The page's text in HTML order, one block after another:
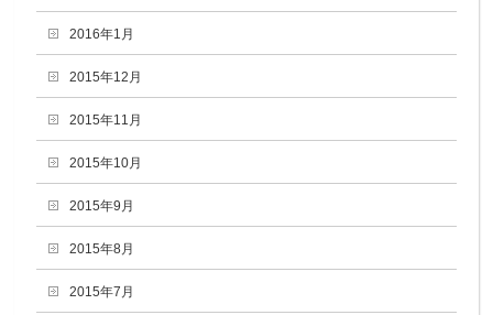
2016年1月
2015年12月
2015年11月
2015年10月
2015年9月
2015年8月
2015年7月